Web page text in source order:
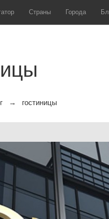
Страны Города
гостиницы